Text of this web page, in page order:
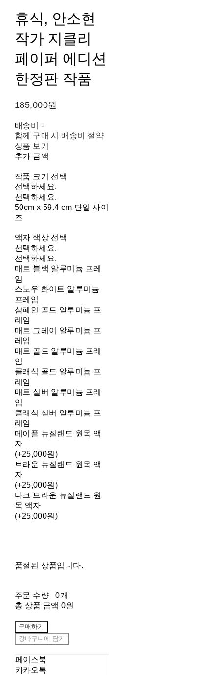
휴식, 안소현
작가 지클리
페이퍼 에디션
한정판 작품
185,000원
배송비 -
함께 구매 시 배송비 절약
상품 보기
추가 금액
작품 크기 선택
선택하세요.
선택하세요.
50cm x 59.4 cm 단일 사이
즈
액자 색상 선택
선택하세요.
선택하세요.
매트 블랙 알루미늄 프레
임
스노우 화이트 알루미늄
프레임
샴페인 골드 알루미늄 프
레임
매트 그레이 알루미늄 프
레임
매트 골드 알루미늄 프레
임
클래식 골드 알루미늄 프
레임
매트 실버 알루미늄 프레
임
클래식 실버 알루미늄 프
레임
메이플 뉴질랜드 원목 액
자
(+25,000원)
브라운 뉴질랜드 원목 액
자
(+25,000원)
다크 브라운 뉴질랜드 원
목 액자
(+25,000원)
품절된 상품입니다.
주문 수량
0개
총 상품 금액 0원
구매하기
장바구니에 담기
페이스북
카카오톡